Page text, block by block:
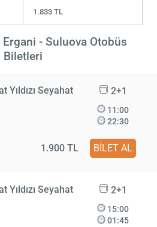
1.833 TL
Ergani - Suluova Otobüs
Biletleri
Yıldızı Seyahat 2+1
11:00
22:30
1.900 TL BİLET AL
Yıldızı Seyahat 2+1
15:00
01:45